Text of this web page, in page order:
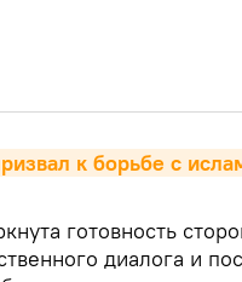
к борьбе с
готовность
диалога и